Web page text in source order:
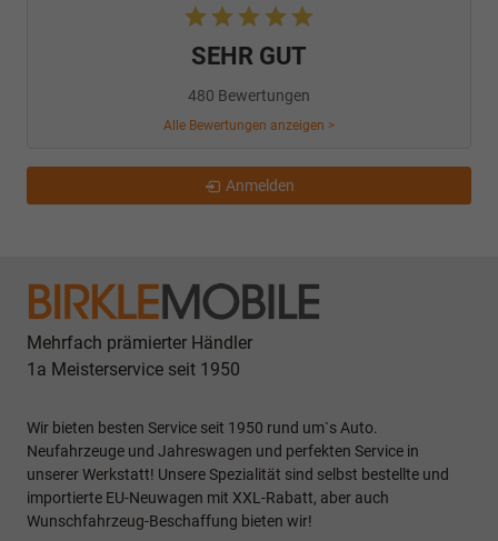
SEHR GUT
480 Bewertungen
Alle Bewertungen anzeigen >
Anmelden
Mehrfach prämierter Händler
1a Meisterservice seit 1950
Wir bieten besten Service seit 1950 rund um`s Auto.
Neufahrzeuge und Jahreswagen und perfekten Service in
unserer Werkstatt! Unsere Spezialität sind selbst bestellte und
importierte EU-Neuwagen mit XXL-Rabatt, aber auch
Wunschfahrzeug-Beschaffung bieten wir!